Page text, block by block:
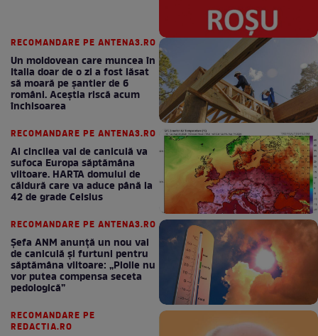
RECOMANDARE PE ANTENA3.RO
Un moldovean care muncea în
Italia doar de o zi a fost lăsat
să moară pe şantier de 6
români. Aceștia riscă acum
închisoarea
RECOMANDARE PE ANTENA3.RO
Al cincilea val de caniculă va
sufoca Europa săptămâna
viitoare. HARTA domului de
căldură care va aduce până la
42 de grade Celsius
RECOMANDARE PE ANTENA3.RO
Șefa ANM anunță un nou val
de caniculă și furtuni pentru
săptămâna viitoare: „Ploile nu
vor putea compensa seceta
pedologică”
RECOMANDARE PE
REDACTIA.RO